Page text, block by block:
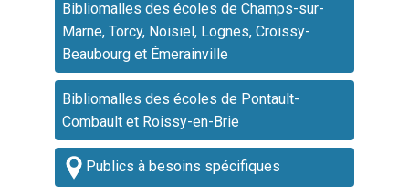
Toutes les nouveautés
Médialib 77
Bibliomalles des écoles de Champs-sur-
Marne, Torcy, Noisiel, Lognes, Croissy-
Beaubourg et Émerainville
Bibliomalles des écoles de Pontault-
Combault et Roissy-en-Brie
Publics à besoins spécifiques